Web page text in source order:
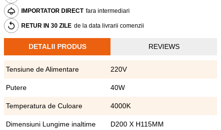
IMPORTATOR DIRECT fara intermediari
RETUR IN 30 ZILE de la data livrarii comenzii
DETALII PRODUS REVIEWS
Tensiune de Alimentare 220V
Putere 40W
Temperatura de Culoare 4000K
Dimensiuni Lungime inaltime
D200 X H115MM